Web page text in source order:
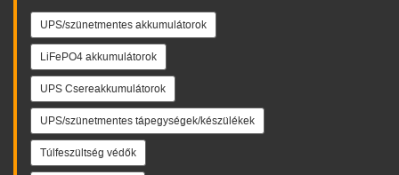
UPS/szünetmentes akkumulátorok
LiFePO4 akkumulátorok
UPS Csereakkumulátorok
UPS/szünetmentes tápegységek/készülékek
Túlfeszültség védők